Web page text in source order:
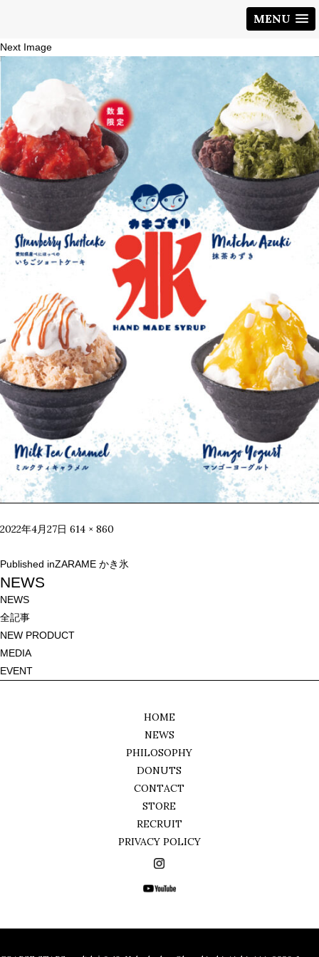
MENU
Next Image
Posted
2022年4月27日 Full
614 × 860
投
稿
ナ
ビ
ゲ
ー
シ
Published inZARAME かき氷
NEWS
NEWS
全記事
NEW PRODUCT
MEDIA
EVENT
HOME
NEWS
PHILOSOPHY
DONUTS
CONTACT
STORE
RECRUIT
PRIVACY POLICY